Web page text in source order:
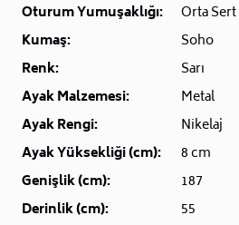
Oturum Yumuşaklığı:
Orta Sert
Kumaş:
Soho
Renk:
Sarı
Ayak Malzemesi:
Metal
Ayak Rengi:
Nikelaj
Ayak Yüksekliği (cm):
8 cm
Genişlik (cm):
187
Derinlik (cm):
55